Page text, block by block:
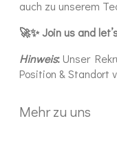
auch zu unserem
🚀✨ Join us and
Hinweis: Unser
Position & Standort
Mehr zu uns